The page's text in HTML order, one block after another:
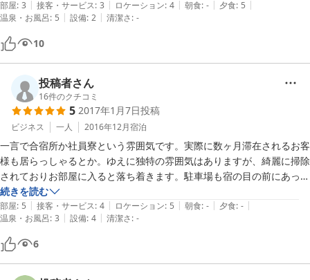
今回はここでお世話になることに決めました。
部屋は６畳。テレビ、エアコン完備。
タオルあり、歯ブラシなし。
お風呂は身長186cmの私でもゆっくり足を伸ばして入浴出来ました。
お湯は熱いですね。
起き抜けの４時でも入浴出来ました。
食事は隣接する系列の食事処にてサンマの塩焼き、もつ煮込みの定食を
頂きました。
他でこの食事をと考えただけでもお得感があります。
布団は自分で敷いて寝ます。
建物の造りが古いので、廊下、階段の足音は響いてきます。
良い環境の部屋を求めるならお勧めはしません。
コスパを考えると文句はありません。
10時間程の滞在でしたがゆっくり休めました。
有り難うございました。
部屋: 3 | 接客・サービス: 3 | ロケーション: 4 | 朝食: - | 夕食: 5 |
温泉・お風呂: 5 | 設備: 2 | 清潔さ: -
10
投稿者さん
16件のクチコミ
5 2017年1月7日投稿
ビジネス 一人 2016年12月宿泊
一言で合宿所か社員寮という雰囲気です。実際に数ヶ月滞在されるお客
様も居らっしゃるとか。ゆえに独特の雰囲気はありますが、綺麗に掃除
されておりお部屋に入ると落ち着きます。駐車場も宿の目の前にあって
便利でした。湯沸しポット、冷蔵庫は共用です。
注意する点として宿泊客はほとんど男性のようで、普段女性風呂などは
準備されていないようです。女性の利用がある場合、あらかじめ連絡し
ておいたほうが無難だと思います。宿のすぐそばにヤスダヨーグルトの
ショップがあり、ここで朝ごはんもお勧めです。
禁煙と記してありますが実際は室内禁煙は機能していないようです。た
続きを読む
部屋: 5 | 接客・サービス: 4 | ロケーション: 5 | 朝食: - | 夕食: - |
温泉・お風呂: 3 | 設備: 4 | 清潔さ: -
6